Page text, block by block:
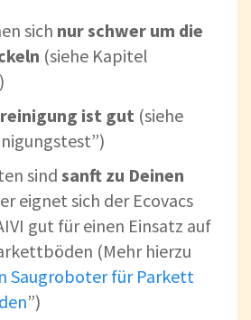
sich nur schwer um die
(siehe Kapitel
ist gut (siehe
sind sanft zu Deinen
eignet sich der Ecovacs
gut für einen Einsatz auf
(Mehr hierzu
Saugroboter für Parkett
”)